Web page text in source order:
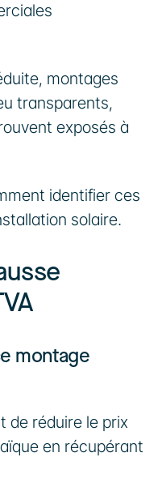
montages
transparents,
exposés à
identifier ces
solaire.
montage
de réduire le prix
en récupérant